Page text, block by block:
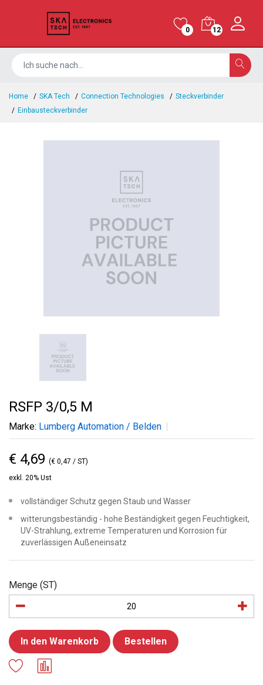
0 12
Home SKA Tech Connection Technologies
Steckverbinder
Einbausteckverbinder
RSFP 3/0,5 M
Marke: Lumberg Automation / Belden
€ 4,69 (€ 0,47 / ST)
exkl. 20% Ust
vollständiger Schutz gegen Staub und Wasser
witterungsbeständig - hohe Beständigkeit gegen Feuchtigkeit,
UV-Strahlung, extreme Temperaturen und Korrosion für
zuverlässigen Außeneinsatz
Menge (ST)
In den Warenkorb Bestellen